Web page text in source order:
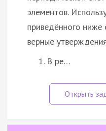
элементов.
приведённого ниже
верные
В ре…